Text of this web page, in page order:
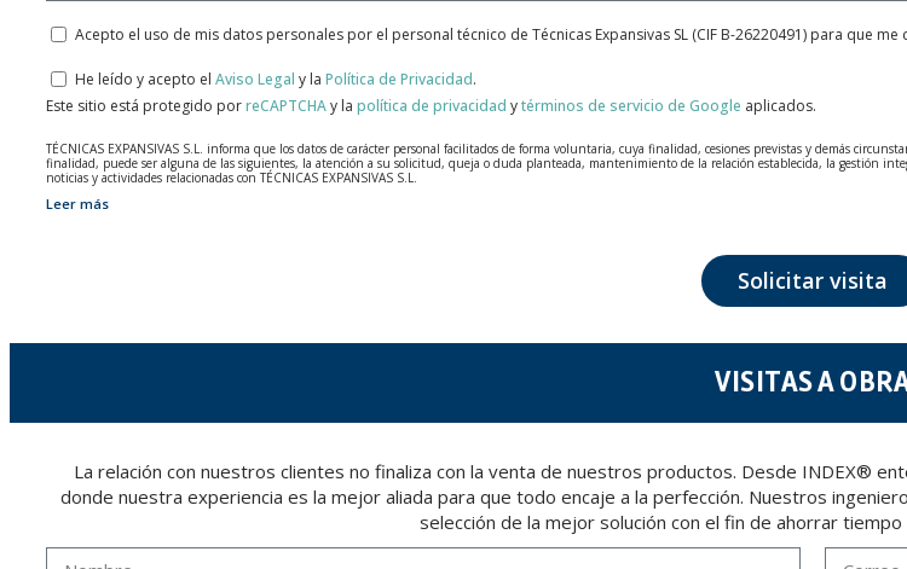
Acepto el uso de mis datos personales por el personal técnico de Técnicas Expansivas SL (CIF B-26220491) para que
He leído y acepto el Aviso Legal y la Política de Privacidad.
Este sitio está protegido porreCAPTCHAy la política de privacidad ytérminos de servicio de Google aplicados.
TÉCNICAS EXPANSIVAS S.L. informa que los datos de carácter personal facilitados de forma voluntaria, cuya finalidad, cesiones previstas y demás
finalidad, puede ser alguna de las siguientes, la atención a su solicitud, queja o duda planteada, mantenimiento de la relación establecida, la gestión
noticias y actividades relacionadas con TÉCNICAS EXPANSIVAS S.L.
Los datos incorporados a nuestros ficheros son absolutamente confidenciales y serán tratados con la máxima confidencialidad y cumpliendo todos los
Se recomienda no enviar datos personales de nivel alto, según la legislación de protección de datos, como pueden ser los relativos a salud, pues los
El usuario podrá ejercer en cualquier momento sus derechos para acceder, rectificar, oponerse, cancelarlos, limitar su tratamiento o solicitar su
una carta a su responsable de tratamiento: Valentín Gómez, Gerente, junto con la fotocopia de su DNI, a TÉCNICAS EXPANSIVAS SL | P.I. La Portalada
Leer más
Solicitar visita
VISITAS A
La relación con nuestros clientes no finaliza con la venta de nuestros productos. Desde INDEX®
donde nuestra experiencia es la mejor aliada para que todo encaje a la perfección. Nuestros
selección de la mejor solución con el fin de ahorrar